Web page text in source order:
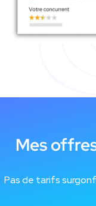
Mes
Pas de tarifs